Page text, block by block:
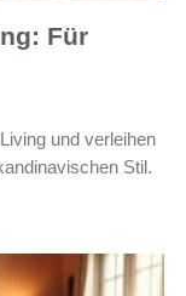
Für
und verleihen
Stil.